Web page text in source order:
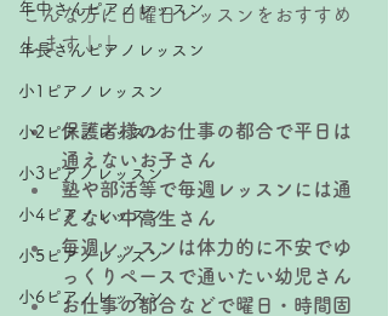
年中さんピアノレッスン
年長さんピアノレッスン
小1ピアノレッスン
小2ピアノレッスン
小3ピアノレッスン
小4ピアノレッスン
小5ピアノレッスン
小6ピアノレッスン
こんな方に日曜日レッスンをおすすめ
します↓↓
保護者様のお仕事の都合で平日は
通えないお子さん
塾や部活等で毎週レッスンには通
えない中高生さん
毎週レッスンは体力的に不安でゆ
っくりペースで通いたい幼児さん
お仕事の都合などで曜日・時間固